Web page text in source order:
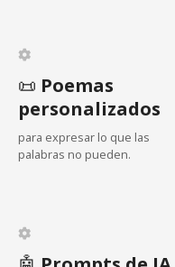
n
d
e
e
t
📜 Poemas
personalizados
para expresar lo que las
palabras no pueden.